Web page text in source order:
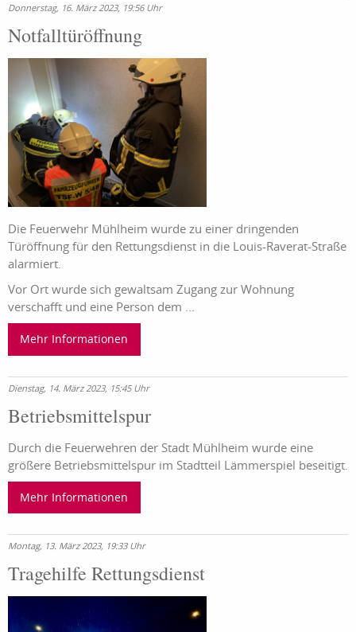
Donnerstag, 16. März 2023, 19:56 Uhr
Notfalltüröffnung
Die Feuerwehr Mühlheim wurde zu einer dringenden
Türöffnung für den Rettungsdienst in die Louis-Raverat-Straße
alarmiert.
Vor Ort wurde sich gewaltsam Zugang zur Wohnung
verschafft und eine Person dem ...
Mehr Informationen
Dienstag, 14. März 2023, 15:45 Uhr
Betriebsmittelspur
Durch die Feuerwehren der Stadt Mühlheim wurde eine
größere Betriebsmittelspur im Stadtteil Lämmerspiel beseitigt.
Mehr Informationen
Montag, 13. März 2023, 19:33 Uhr
Tragehilfe Rettungsdienst